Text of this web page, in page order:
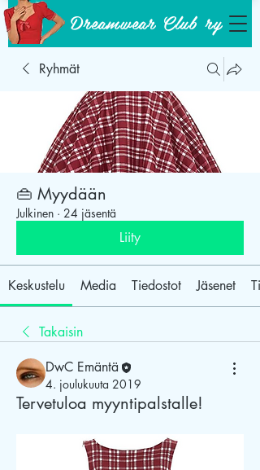
Dreamwear Club ry
Ryhmät
👜 Myydään
Julkinen · 24 jäsentä
Liity
Keskustelu Media Tiedostot Jäsenet
Takaisin
DwC Emäntä
4. joulukuuta 2019
Tervetuloa myyntipalstalle!